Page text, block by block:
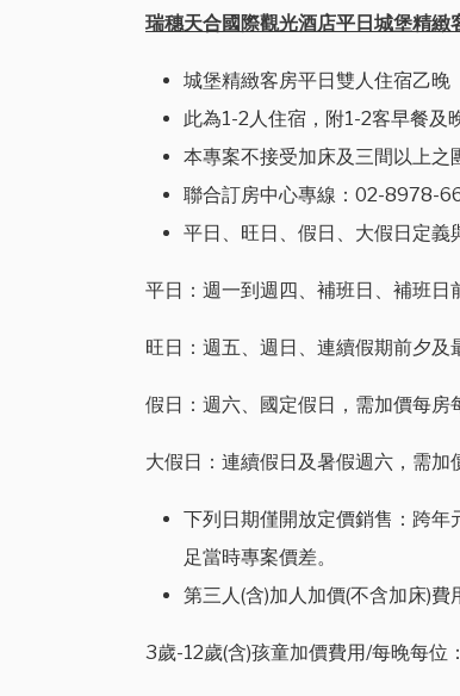
瑞穗天合國際觀光酒店平日城堡精
城堡精緻客房平日雙人住宿乙晚
此為1-2人住宿，附1-2客早餐及
本專案不接受加床及三間以上之
聯合訂房中心專線：02-8978-
平日、旺日、假日、大假日定義
平日：週一到週四、補班日、補班日
旺日：週五、週日、連續假期前夕
假日：週六、國定假日，需加價每
大假日：連續假日及暑假週六，需
下列日期僅開放定價銷售：跨
足當時專案價差。
第三人(含)加人加價(不含加床)
3歲-12歲(含)孩童加價費用/每晚每